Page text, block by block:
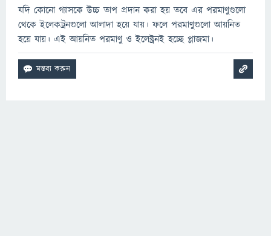
যদি কোনো গ্যাসকে উচ্চ তাপ প্রদান করা হয় তবে এর পরমাণুগুলো
থেকে ইলেকট্রনগুলো আলাদা হয়ে যায়। ফলে পরমাণুগুলো আয়নিত
হয়ে যায়। এই আয়নিত পরমাণু ও ইলেক্ট্রনই হচ্ছে প্লাজমা।